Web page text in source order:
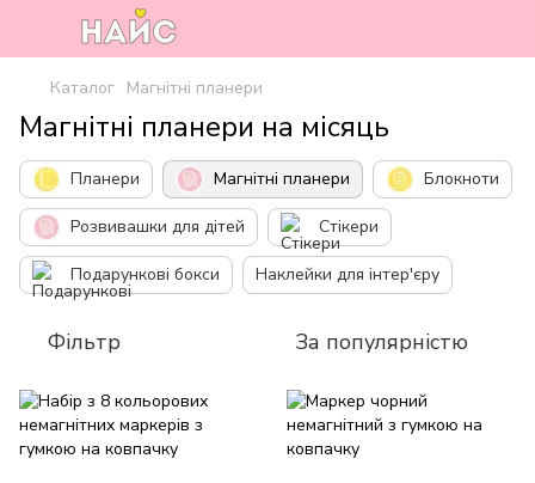
Каталог Магнітні планери
Магнітні планери на місяць
Планери Магнітні планери Блокноти
Розвивашки для дітей Стікери
Подарункові бокси Наклейки для інтер'єру
Фільтр За популярністю